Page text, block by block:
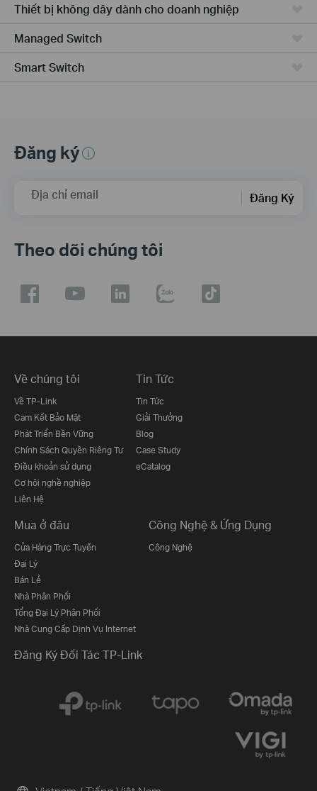
Thiết bị không dây dành cho doanh nghiệp
Managed Switch
Smart Switch
Đăng ký
Địa chỉ email Đăng Ký
Theo dõi chúng tôi
Về chúng tôi
Về TP-Link
Cam Kết Bảo Mật
Phát Triển Bền Vững
Chính Sách Quyền Riêng Tư
Điều khoản sử dụng
Cơ hội nghề nghiệp
Liên Hệ
Tin Tức
Tin Tức
Giải Thưởng
Blog
Case Study
eCatalog
Mua ở đâu
Cửa Hàng Trực Tuyến
Đại Lý
Bán Lẻ
Nhà Phân Phối
Tổng Đại Lý Phân Phối
Nhà Cung Cấp Dịnh Vụ Internet
Công Nghệ & Ứng Dụng
Công Nghệ
Đăng Ký Đối Tác TP-Link